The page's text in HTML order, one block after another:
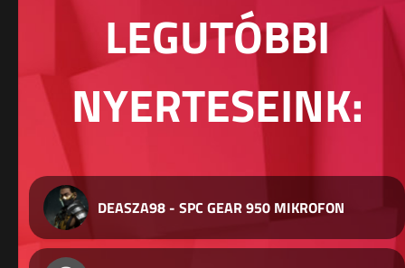
LEGUTÓBBI
NYERTESEINK:
DEASZA98 - SPC GEAR 950 MIKROFON